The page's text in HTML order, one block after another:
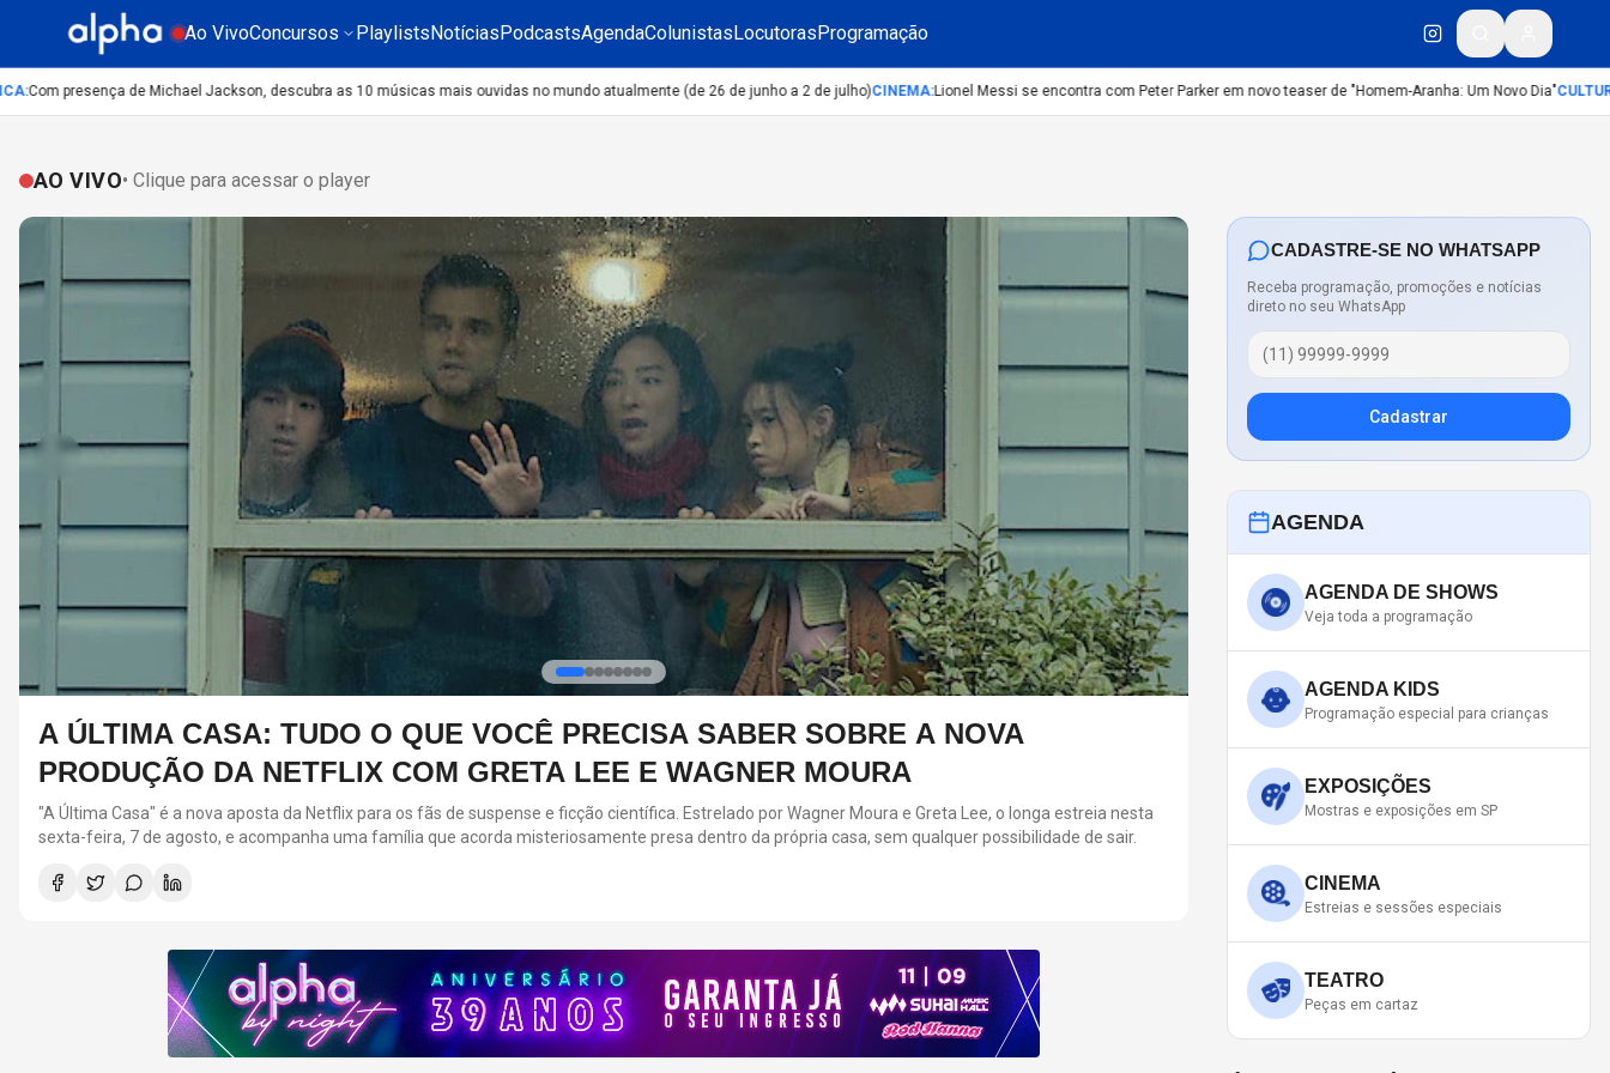
Ao VivoConcursos PlaylistsNotíciasPodcastsAgendaColunistasLocutorasProgramação
presença de Michael Jackson, descubra as 10 músicas mais ouvidas no mundo atualmente (de 26 de junho a 2 de julho)CINEMA :Lionel Messi se encontra com Peter Parker em novo teaser de "Homem-Aranha: Um Novo Dia"CULTURA:
AO VIVO• Clique para acessar o player
A ÚLTIMA CASA: TUDO O QUE VOCÊ PRECISA SABER SOBRE A NOVA
PRODUÇÃO DA NETFLIX COM GRETA LEE E WAGNER MOURA
"A Última Casa" é a nova aposta da Netflix para os fãs de suspense e ficção científica. Estrelado por Wagner Moura e Greta Lee, o longa estreia nesta
sexta-feira, 7 de agosto, e acompanha uma família que acorda misteriosamente presa dentro da própria casa, sem qualquer possibilidade de sair.
O QUE A CENA PÓS-
SOBRE O FUTURO DA
A cena pós-créditos de "Homem-Aranha: Um Novo
CADASTRE-SE NO WHATSAPP
Receba programação, promoções e notícias
direto no seu WhatsApp
Cadastrar
AGENDA
AGENDA DE SHOWS
Veja toda a programação
AGENDA KIDS
Programação especial para crianças
EXPOSIÇÕES
Mostras e exposições em SP
CINEMA
Estreias e sessões especiais
TEATRO
Peças em cartaz